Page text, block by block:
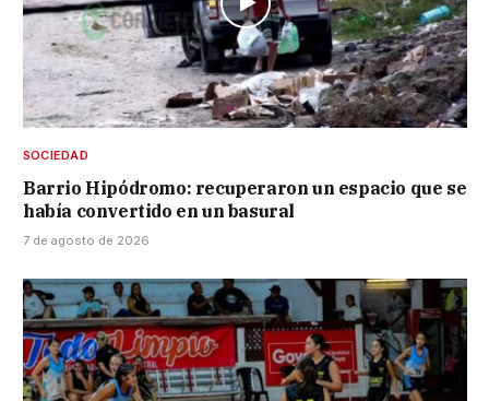
SOCIEDAD
Barrio Hipódromo: recuperaron un espacio que se
había convertido en un basural
7 de agosto de 2026